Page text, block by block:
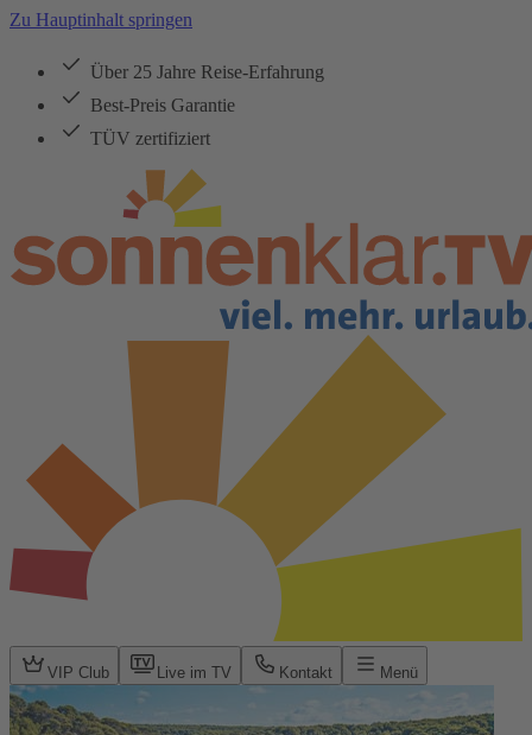
Zu Hauptinhalt springen
Über 25 Jahre Reise-Erfahrung
Best-Preis Garantie
TÜV zertifiziert
VIP Club Live im TV Kontakt Menü